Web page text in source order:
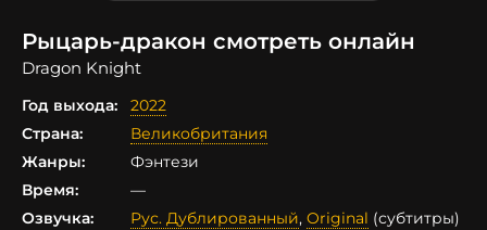
Рыцарь-дракон смотреть онлайн
Dragon Knight
Год выхода:
2022
Страна:
Великобритания
Жанры:
Фэнтези
Время:
—
Озвучка:
Рус. Дублированный, Original (субтитры)